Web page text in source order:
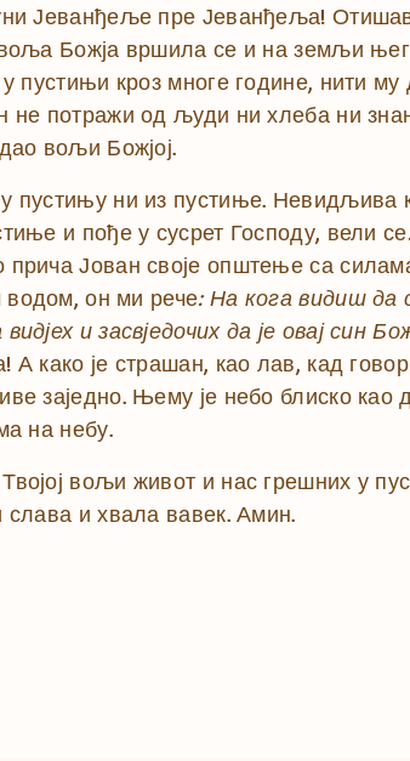
Јеванђеље пре Јеванђеља!
Божја вршила се и на земљи
пустињи кроз многе године, нити
не потражи од људи ни хлеба ни
вољи Божјој.
пустињу ни из пустиње.
и пође у сусрет Господу, вели се
Јован своје општење са
водом, он ми рече: На кога видиш да
и засвједочих да је овај син
А како је страшан, као лав, кад
заједно. Њему је небо блиско као
на небу.
вољи живот и нас грешних у
и хвала вавек. Амин.